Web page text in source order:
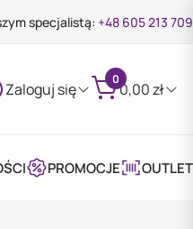
specjalistą: +48 605 213 709
Zaloguj się
0
0,00zł
PROMOCJE OUTLET